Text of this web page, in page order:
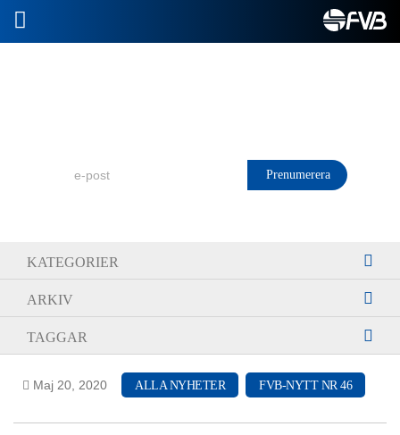
KATEGORIER
ARKIV
TAGGAR
Maj 20, 2020 ALLA NYHETER FVB-NYTT NR 46